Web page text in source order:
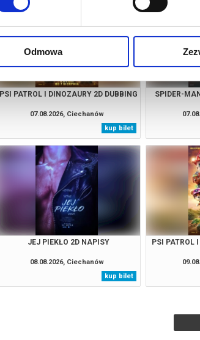
Odmowa
PSI PATROL I DINOZAURY 2D DUBBING
07.08.2026, Ciechanów
kup bilet
SPIDER-
JEJ PIEKŁO 2D NAPISY
08.08.2026, Ciechanów
kup bilet
PSI PATROL